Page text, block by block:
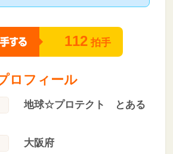
112 拍手
ロフィール
地球☆プロテクト とある
大阪府